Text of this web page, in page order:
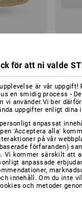
A2, 4 par 3M
1
från
(inkl.
för att ni valde
är vår uppgift!
en smidig process -
vi använder.Vi ber
uppgifter enligt dina
anpassat
'Acceptera alla'
på vår
förfaranden)
Vi kommer särskilt att
anpassade
innehåll. Om du inte
och metoder